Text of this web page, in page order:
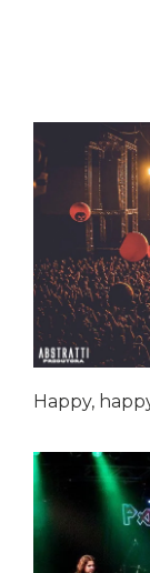
Happy,